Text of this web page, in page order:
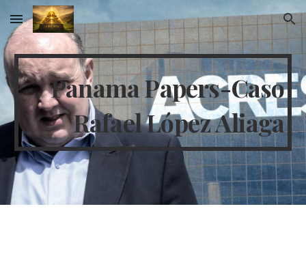
Skip to main content Skip to navigation
Panama Papers-Caso
Rafael López Aliaga